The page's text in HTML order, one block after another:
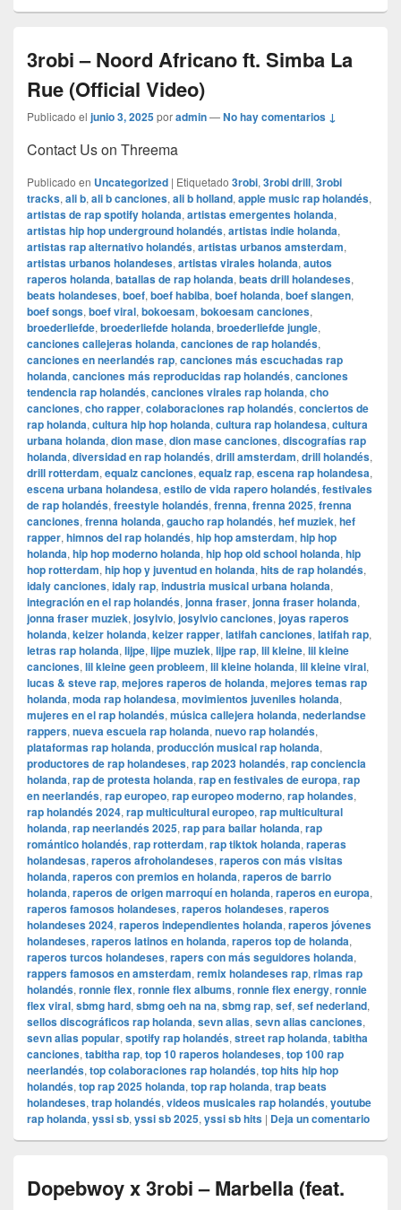
3robi – Noord Africano ft. Simba La
Rue (Official Video)
Publicado el junio 3, 2025poradmin—No hay comentarios ↓
Contact Us on Threema
Publicado en Uncategorized | Etiquetado 3robi, 3robi drill, 3robi
tracks, ali b, ali b canciones, ali b holland, apple music rap holandés,
artistas de rap spotify holanda, artistas emergentes holanda,
artistas hip hop underground holandés, artistas indie holanda,
artistas rap alternativo holandés, artistas urbanos amsterdam,
artistas urbanos holandeses, artistas virales holanda, autos
raperos holanda, batallas de rap holanda, beats drill holandeses,
beats holandeses, boef, boef habiba, boef holanda, boef slangen,
boef songs, boef viral, bokoesam, bokoesam canciones,
broederliefde, broederliefde holanda, broederliefde jungle,
canciones callejeras holanda, canciones de rap holandés,
canciones en neerlandés rap, canciones más escuchadas rap
holanda, canciones más reproducidas rap holandés, canciones
tendencia rap holandés, canciones virales rap holanda, cho
canciones, cho rapper, colaboraciones rap holandés, conciertos de
rap holanda, cultura hip hop holanda, cultura rap holandesa, cultura
urbana holanda, dion mase, dion mase canciones, discografías rap
holanda, diversidad en rap holandés, drill amsterdam, drill holandés,
drill rotterdam, equalz canciones, equalz rap, escena rap holandesa,
escena urbana holandesa, estilo de vida rapero holandés, festivales
de rap holandés, freestyle holandés, frenna, frenna 2025, frenna
canciones, frenna holanda, gaucho rap holandés, hef muziek, hef
rapper, himnos del rap holandés, hip hop amsterdam, hip hop
holanda, hip hop moderno holanda, hip hop old school holanda, hip
hop rotterdam, hip hop y juventud en holanda, hits de rap holandés,
idaly canciones, idaly rap, industria musical urbana holanda,
integración en el rap holandés, jonna fraser, jonna fraser holanda,
jonna fraser muziek, josylvio, josylvio canciones, joyas raperos
holanda, keizer holanda, keizer rapper, latifah canciones, latifah rap,
letras rap holanda, lijpe, lijpe muziek, lijpe rap, lil kleine, lil kleine
canciones, lil kleine geen probleem, lil kleine holanda, lil kleine viral,
lucas & steve rap, mejores raperos de holanda, mejores temas rap
holanda, moda rap holandesa, movimientos juveniles holanda,
mujeres en el rap holandés, música callejera holanda, nederlandse
rappers, nueva escuela rap holanda, nuevo rap holandés,
plataformas rap holanda, producción musical rap holanda,
productores de rap holandeses, rap 2023 holandés, rap conciencia
holanda, rap de protesta holanda, rap en festivales de europa, rap
en neerlandés, rap europeo, rap europeo moderno, rap holandes,
rap holandés 2024, rap multicultural europeo, rap multicultural
holanda, rap neerlandés 2025, rap para bailar holanda, rap
romántico holandés, rap rotterdam, rap tiktok holanda, raperas
holandesas, raperos afroholandeses, raperos con más visitas
holanda, raperos con premios en holanda, raperos de barrio
holanda, raperos de origen marroquí en holanda, raperos en europa,
raperos famosos holandeses, raperos holandeses, raperos
holandeses 2024, raperos independientes holanda, raperos jóvenes
holandeses, raperos latinos en holanda, raperos top de holanda,
raperos turcos holandeses, rapers con más seguidores holanda,
rappers famosos en amsterdam, remix holandeses rap, rimas rap
holandés, ronnie flex, ronnie flex albums, ronnie flex energy, ronnie
flex viral, sbmg hard, sbmg oeh na na, sbmg rap, sef, sef nederland,
sellos discográficos rap holanda, sevn alias, sevn alias canciones,
sevn alias popular, spotify rap holandés, street rap holanda, tabitha
canciones, tabitha rap, top 10 raperos holandeses, top 100 rap
neerlandés, top colaboraciones rap holandés, top hits hip hop
holandés, top rap 2025 holanda, top rap holanda, trap beats
holandeses, trap holandés, videos musicales rap holandés, youtube
rap holanda, yssi sb, yssi sb 2025, yssi sb hits | Deja un comentario
Dopebwoy x 3robi – Marbella (feat.